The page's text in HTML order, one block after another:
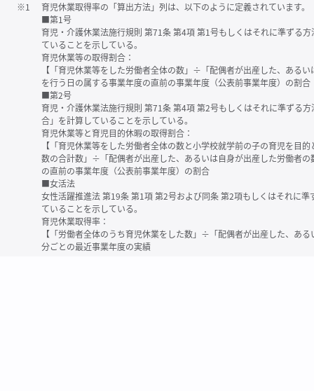
※1
育児休業取得率の「算出方法」列は、以下のように定義されています。
■第1号
育児・介護休業法施行規則 第71条 第4項 第1号もしくはそれに準ずる
ていることを示している。
育児休業等の取得割合：
【「育児休業等をした労働者全体の数」÷「配偶者が出産した、ある
を行う日の属する事業年度の直前の事業年度（公表前事業年度）の割合
■第2号
育児・介護休業法施行規則 第71条 第4項 第2号もしくはそれに準ずる
合」を計算していることを示している。
育児休業等と育児目的休暇の取得割合：
【「育児休業等をした労働者全体の数と小学校就学前の子の育児を目
数の合計数」÷「配偶者が出産した、あるいは自身が出産した労働者
の直前の事業年度（公表前事業年度）の割合
■女活法
女性活躍推進法 第19条 第1項 第2号および同条 第2項もしくはそれに
ていることを示している。
育児休業取得率：
【「労働者全体のうち育児休業をした数」÷「配偶者が出産した、あ
分ごとの最近事業年度の実績